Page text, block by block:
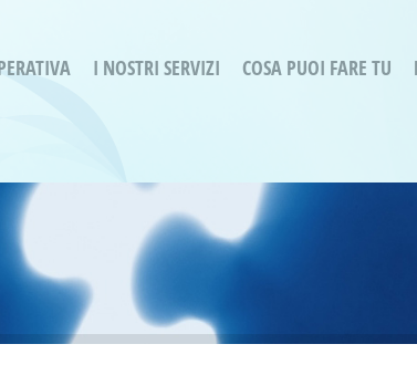
I NOSTRI SERVIZI
Bessimo Due
Servizio Fantasina:
Regina di Cuori
SMI Gli Acrobati – Lallio
COSA PUOI FARE TU